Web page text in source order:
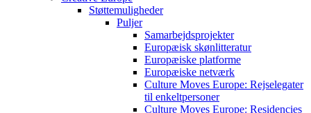
Støttemuligheder
Puljer
Samarbejdsprojekter
Europæisk skønlitteratur
Europæiske platforme
Europæiske netværk
Culture Moves Europe: Rejselegater
til enkeltpersoner
Culture Moves Europe: Residencies